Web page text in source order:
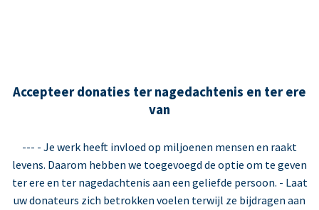
Accepteer donaties ter nagedachtenis en ter ere
van
--- - Je werk heeft invloed op miljoenen mensen en raakt
levens. Daarom hebben we toegevoegd de optie om te geven
ter ere en ter nagedachtenis aan een geliefde persoon. - Laat
uw donateurs zich betrokken voelen terwijl ze bijdragen aan